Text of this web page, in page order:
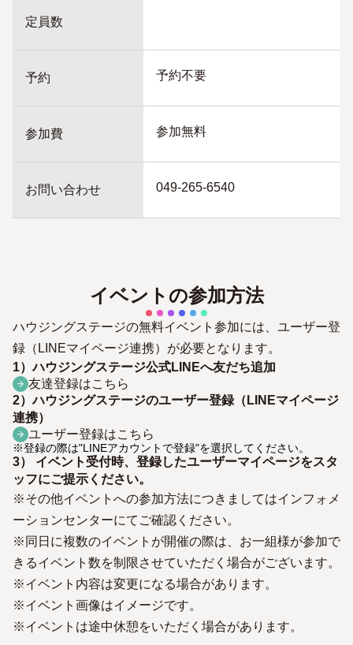
定員数
予約 予約不要
参加費 参加無料
お問い合わせ 049-265-6540
イベントの参加方法
ハウジングステージの無料イベント参加には、ユーザー登
録（LINEマイページ連携）が必要となります。
1）ハウジングステージ公式LINEへ友だち追加
友達登録はこちら
2）ハウジングステージのユーザー登録（LINEマイページ
連携）
ユーザー登録はこちら
※登録の際は"LINEアカウントで登録"を選択してください。
3） イベント受付時、登録したユーザーマイページをスタ
ッフにご提示ください。
※その他イベントへの参加方法につきましてはインフォメ
ーションセンターにてご確認ください。
※同日に複数のイベントが開催の際は、お一組様が参加で
きるイベント数を制限させていただく場合がございます。
※イベント内容は変更になる場合があります。
※イベント画像はイメージです。
※イベントは途中休憩をいただく場合があります。